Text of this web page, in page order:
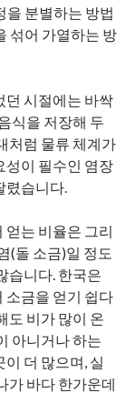
을 분별하는 방법
섞어 가열하는 방
던 시절에는 바싹
식을 저장해 두
처럼 물류 체계가
성이 필수인 염장
렸습니다.
얻는 비율은 그리
(돌 소금)일 정도
습니다. 한국은
소금을 얻기 쉽다
도 비가 많이 온
아니거나 하는
더 많으며, 실
가 바다 한가운데